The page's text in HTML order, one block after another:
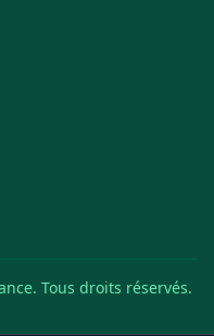
Tous droits réservés.